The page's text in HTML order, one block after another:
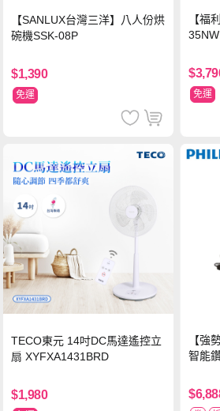
【SANLUX台灣三洋】八人份烘
碗機SSK-08P
$1,390
免運
【福
免運
TECO東元 14吋DC馬達遙控立
扇 XYFXA1431BRD
$1,980
【強
智能